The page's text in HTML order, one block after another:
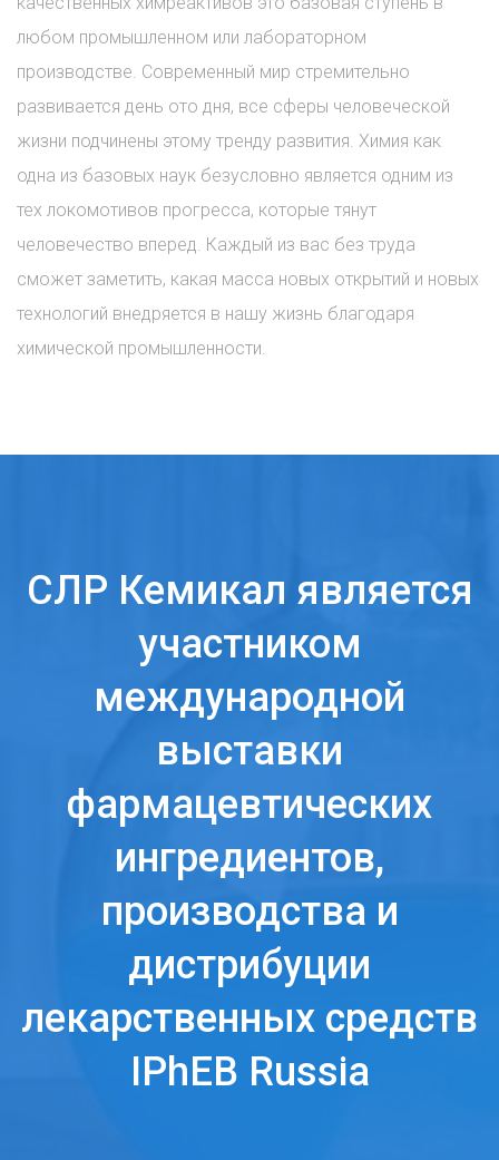
любом промышленном или лабораторном
производстве. Современный мир стремительно
развивается день ото дня, все сферы человеческой
жизни подчинены этому тренду развития. Химия как
одна из базовых наук безусловно является одним из
тех локомотивов прогресса, которые тянут
человечество вперед. Каждый из вас без труда
сможет заметить, какая масса новых открытий и новых
технологий внедряется в нашу жизнь благодаря
химической промышленности.
СЛР Кемикал является
участником
международной
выставки
фармацевтических
ингредиентов,
производства и
дистрибуции
лекарственных средств
IPhEB Russia